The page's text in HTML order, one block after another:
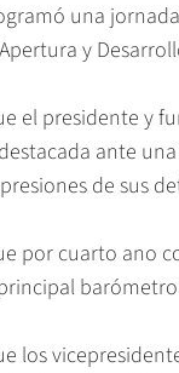
una
y
el presidente y
ante
de sus
por cuarto ano
los